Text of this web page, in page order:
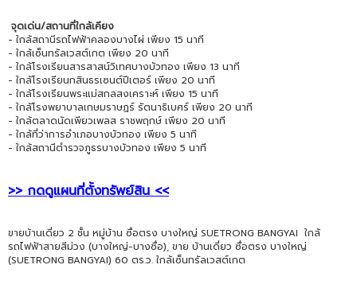
จุดเด่น/สถานที่ใกล้เคียง
- ใกล้สถานีรถไฟฟ้าคลองบางไผ่ เพียง 15 นาที
- ใกล้เซ็นทรัลเวสต์เกต เพียง 20 นาที
- ใกล้โรงเรียนสารสาสน์วิเทศบางบัวทอง เพียง 13 นาที
- ใกล้โรงเรียนกสินธรเซนต์ปีเตอร์ เพียง 20 นาที
- ใกล้โรงเรียนพระแม่สกลสงเคราะห์ เพียง 15 นาที
- ใกล้โรงพยาบาลเกษมราษฏร์ รัตนาธิเบศร์ เพียง 20 นาที
- ใกล้ตลาดนัดเพียวเพลส ราชพฤกษ์ เพียง 20 นาที
- ใกล้ที่ว่าการอำเภอบางบัวทอง เพียง 5 นาที
- ใกล้สถานีตำรวจภูธรบางบัวทอง เพียง 5 นาที
>> กดดูแผนที่ตั้งทรัพย์สิน <<
ขายบ้านเดี่ยว 2 ชั้น หมู่บ้าน ซื่อตรง บางใหญ่ SUETRONG BANGYAI ใกล้
รถไฟฟ้าสายสีม่วง (บางใหญ่-บางซื่อ), ขาย บ้านเดี่ยว ซื่อตรง บางใหญ่
(SUETRONG BANGYAI) 60 ตร.ว. ใกล้เซ็นทรัลเวสต์เกต